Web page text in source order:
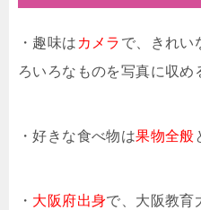
・趣味は カメラ で、きれい
ろいろなものを写真に収め
・好きな食べ物は果物全般
・ 大阪府出身で、大阪教育